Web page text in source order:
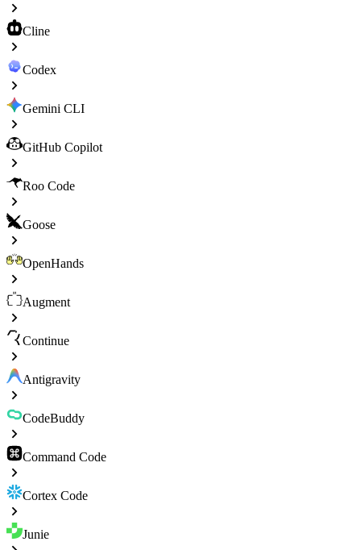
Cline
Codex
Gemini CLI
GitHub Copilot
Roo Code
Goose
OpenHands
Augment
Continue
Antigravity
CodeBuddy
Command Code
Cortex Code
Junie